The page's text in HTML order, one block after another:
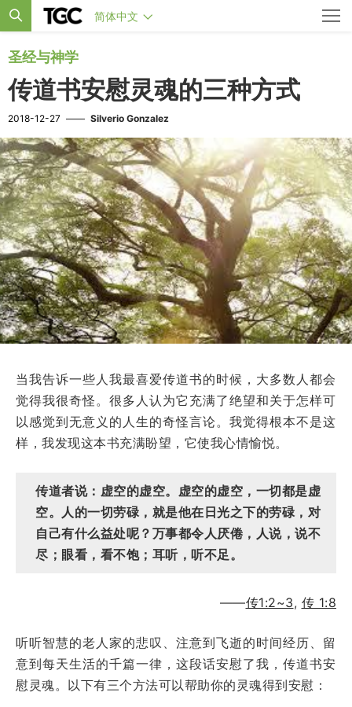
简体中文
圣经与神学
传道书安慰灵魂的三种方式
2018-12-27 —— Silverio Gonzalez
当我告诉一些人我最喜爱传道书的时候，大多数人都会
觉得我很奇怪。很多人认为它充满了绝望和关于怎样可
以感觉到无意义的人生的奇怪言论。我觉得根本不是这
样，我发现这本书充满盼望，它使我心情愉悦。
传道者说：虚空的虚空。虚空的虚空，一切都是虚
空。人的一切劳碌，就是他在日光之下的劳碌，对
自己有什么益处呢？万事都令人厌倦，人说，说不
尽；眼看，看不饱；耳听，听不足。
——传1:2~3, 传 1:8
听听智慧的老人家的悲叹、注意到飞逝的时间经历、留
意到每天生活的千篇一律，这段话安慰了我，传道书安
慰灵魂。以下有三个方法可以帮助你的灵魂得到安慰：